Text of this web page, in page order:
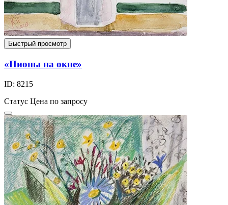
Быстрый просмотр
«Пионы на окне»
ID: 8215
Статус Цена по запросу